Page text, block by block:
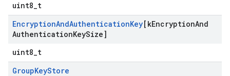
uint8_t
EncryptionAndAuthenticationKey[kEncryptionAnd
AuthenticationKeySize]
uint8_t
GroupKeyStore